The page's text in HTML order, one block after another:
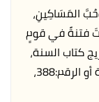
المَسَاكِينِ،
فتنةً في قومٍ
كتاب السنة،
عن عبدالرحمن بن عائش الحضرمي ، الصفحة أو الرقم:388،